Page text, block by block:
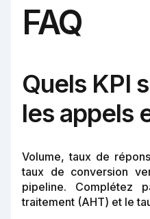
FAQ
Quels KPI
les appels
Volume, taux de
taux de conversion
pipeline. Complétez
traitement (AHT) et le